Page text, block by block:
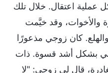
عملية اعتقال. خلال تلك
والأخوات، وقد خيَّمت
كان زوجي مذعورًا
بشكل أشد قسوة. ذات
قال لي زوجي: "لا